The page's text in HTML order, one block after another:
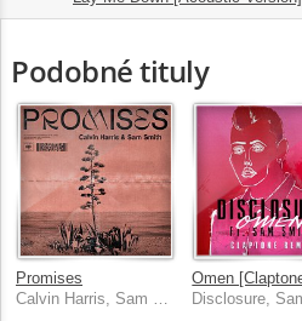
Podobné tituly
Promises